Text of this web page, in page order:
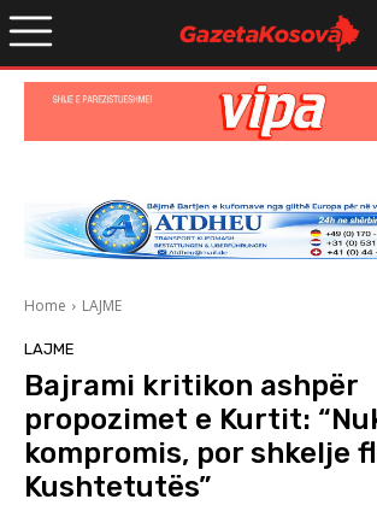
Home LAJME
LAJME
Bajrami kritikon ashpër
propozimet e Kurtit:
kompromis, por shkelje
Kushtetutës”